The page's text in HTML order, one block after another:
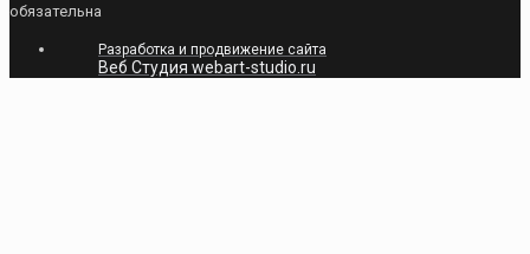
обязательна
Разработка и продвижение сайта
Веб Студия webart-studio.ru